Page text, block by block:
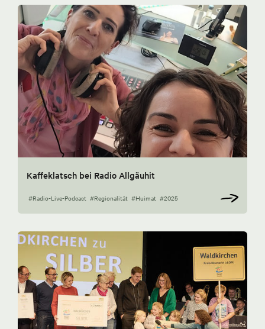
Kaffeklatsch bei Radio Allgäuhit
#Radio-Live-Podcast #Regionalität #Huimat #2025